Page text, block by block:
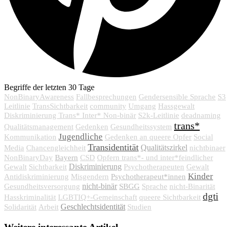
Begriffe der letzten 30 Tage
NonBinaryAwareness Fallbesprechungen Gendersensible Sprache S3
Leitlinie TransSichtbarkeit community Umgang Hassgewalt
Diskriminierung Trans* Inter* Non-binär S2k-Leitlinie deadnaming
Qualitätsmanagement Gedenken Gesundheitssystem trans*
Kommunikation Jugendliche Gedenken an queere Opfer Social
Media Chancengleichheit Transidentität Qualitätszirkel nichtbinaer
NonBinaryDay Bayern CSD Opfern trans*- und inter*feindlicher
Gewalt Sichtbarkeit Diskriminierung Psychotherapeuten Gewalt
Antidiskriminierung Misgendern Psychotherapeut*innen Kinder
Gesundheitsversorgung nicht-binär SBGG Sprache nicht-Binarität
Hasskriminalität LGBTIQ+-Gemeinschaft queere Sichtbarkeit dgti
Solidarität Arbeit Geschlechtsidentität Studien